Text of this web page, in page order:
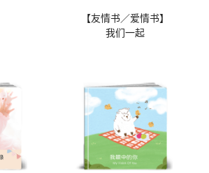
【友情书／爱情书】
我们一起